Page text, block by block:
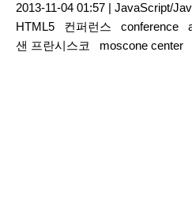
2013-11-04 01:57 | JavaScript/
HTML5
컨퍼런스 conference
샌 프란시스코
moscone center